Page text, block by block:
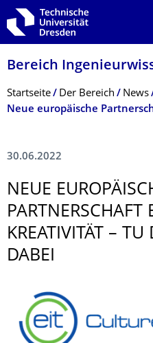
Zur Hauptnavigation springen
Zur Suche springen
Zum Inhalt springen
Bereich
Breadcrumb-Menü
Startseite Der Bereich
News
30.06.2022
NEUE
PARTNERSCHAFT
KREATIVITÄT – TU
DABEI